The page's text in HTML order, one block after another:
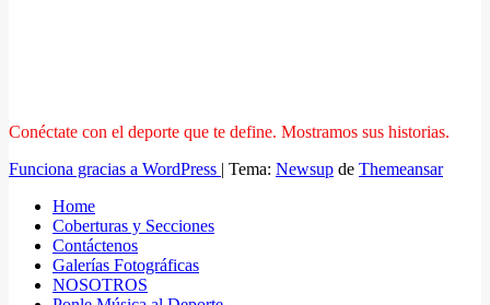
Conéctate con el deporte que te define. Mostramos sus historias.
Funciona gracias a WordPress | Tema: Newsup de Themeansar
Home
Coberturas y Secciones
Contáctenos
Galerías Fotográficas
NOSOTROS